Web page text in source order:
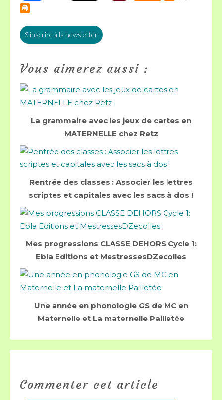
S'inscrire à la newsletter
Vous aimerez aussi :
La grammaire avec les jeux de cartes en
MATERNELLE chez Retz
Rentrée des classes : Associer les lettres
scriptes et capitales avec les sacs à dos !
Mes progressions CLASSE DEHORS Cycle 1:
Ebla Editions et MestressesDZecolles
Une année en phonologie GS de MC en
Maternelle et La maternelle Pailletée
Commenter cet article